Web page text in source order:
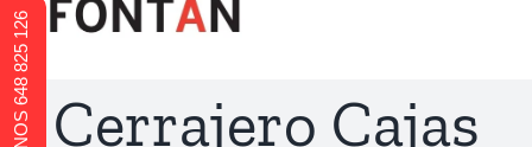
Cerrajero Cajas